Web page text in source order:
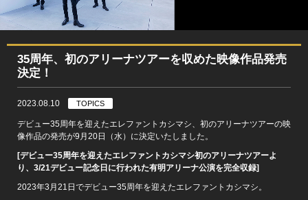
35周年、初のアリーナツアーを収めた映像作品発売
決定！
2023.08.10 TOPICS
デビュー35周年を迎えたエレファントカシマシ、初のアリーナツアーの映
像作品の発売が9月20日（水）に決定いたしました。
[デビュー35周年を迎えたエレファントカシマシ初のアリーナツアーよ
り、3/21デビュー記念日に行われた有明アリーナ公演を完全収録]
2023年3月21日でデビュー35周年を迎えたエレファントカシマシ。